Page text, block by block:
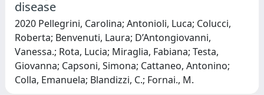
disease
2020 Pellegrini, Carolina; Antonioli, Luca; Colucci,
Roberta; Benvenuti, Laura; D’Antongiovanni,
Vanessa.; Rota, Lucia; Miraglia, Fabiana; Testa,
Giovanna; Capsoni, Simona; Cattaneo, Antonino;
Colla, Emanuela; Blandizzi, C.; Fornai., M.